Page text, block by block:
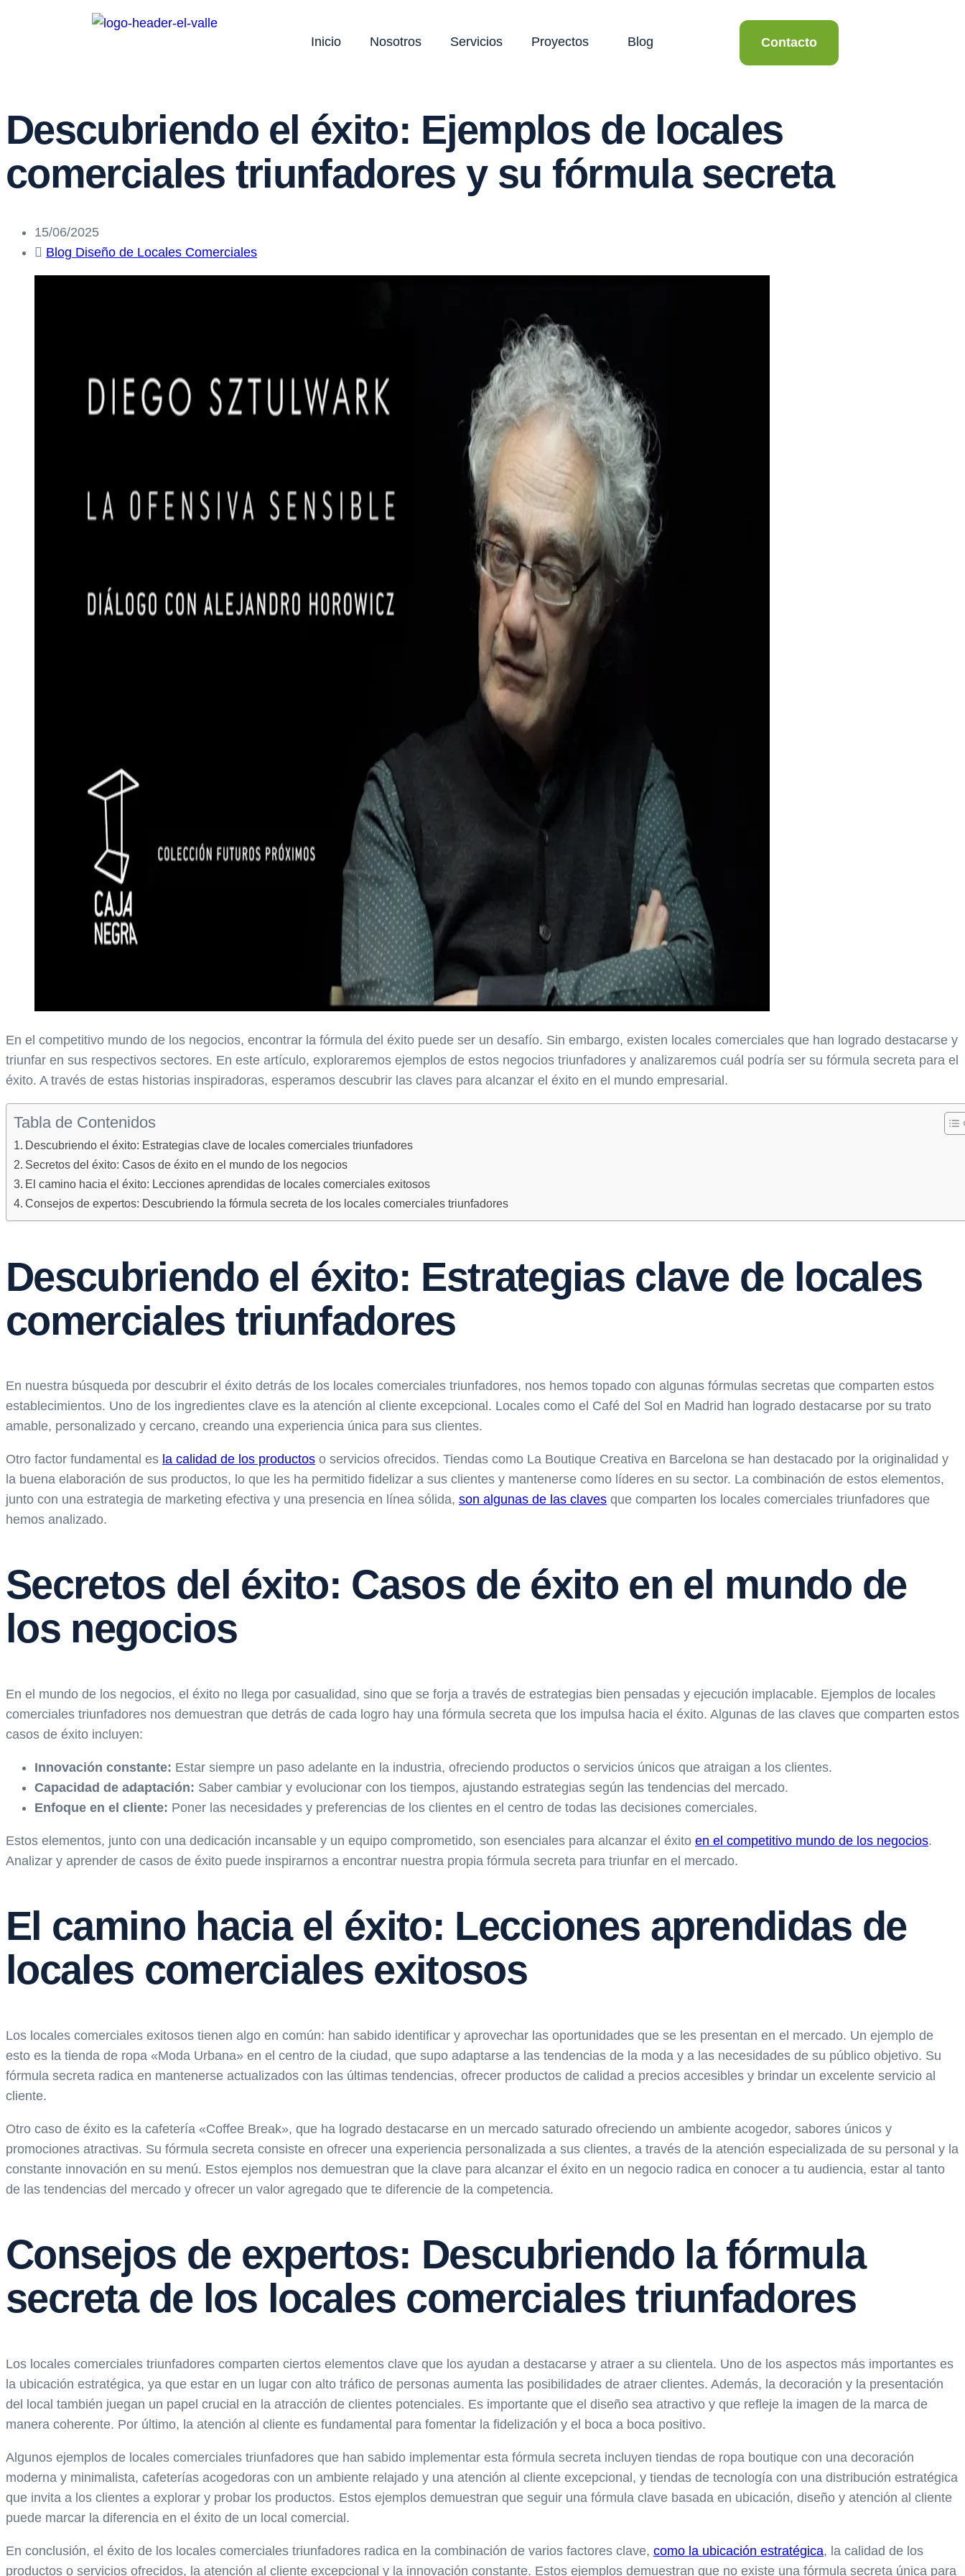
Inicio Nosotros Servicios Proyectos Blog Contacto
Descubriendo el éxito: Ejemplos de locales
comerciales triunfadores y su fórmula secreta
15/06/2025
Blog Diseño de Locales Comerciales
En el competitivo mundo de los negocios, encontrar la fórmula del éxito puede ser un desafío. Sin embargo, existen locales comerciales que han logrado destacarse y
triunfar en sus respectivos sectores. En este artículo, exploraremos ejemplos de estos negocios triunfadores y analizaremos cuál podría ser su fórmula secreta para el
éxito. A través de estas historias inspiradoras, esperamos descubrir las claves para alcanzar el éxito en el mundo empresarial.
Tabla de Contenidos
Descubriendo el éxito: Estrategias clave de locales comerciales triunfadores
Secretos del éxito: Casos de éxito en el mundo de los negocios
El camino hacia el éxito: Lecciones aprendidas de locales comerciales exitosos
Consejos de expertos: Descubriendo la fórmula secreta de los locales comerciales triunfadores
Descubriendo el éxito: Estrategias clave de locales
comerciales triunfadores
En nuestra búsqueda por descubrir el éxito detrás de los locales comerciales triunfadores, nos hemos topado con algunas fórmulas secretas que comparten estos
establecimientos. Uno de los ingredientes clave es la atención al cliente excepcional. Locales como el Café del Sol en Madrid han logrado destacarse por su trato
amable, personalizado y cercano, creando una experiencia única para sus clientes.
Otro factor fundamental es la calidad de los productos o servicios ofrecidos. Tiendas como La Boutique Creativa en Barcelona se han destacado por la originalidad y
la buena elaboración de sus productos, lo que les ha permitido fidelizar a sus clientes y mantenerse como líderes en su sector. La combinación de estos elementos,
junto con una estrategia de marketing efectiva y una presencia en línea sólida, son algunas de las claves que comparten los locales comerciales triunfadores que
hemos analizado.
Secretos del éxito: Casos de éxito en el mundo de
los negocios
En el mundo de los negocios, el éxito no llega por casualidad, sino que se forja a través de estrategias bien pensadas y ejecución implacable. Ejemplos de locales
comerciales triunfadores nos demuestran que detrás de cada logro hay una fórmula secreta que los impulsa hacia el éxito. Algunas de las claves que comparten estos
casos de éxito incluyen:
Innovación constante: Estar siempre un paso adelante en la industria, ofreciendo productos o servicios únicos que atraigan a los clientes.
Capacidad de adaptación: Saber cambiar y evolucionar con los tiempos, ajustando estrategias según las tendencias del mercado.
Enfoque en el cliente: Poner las necesidades y preferencias de los clientes en el centro de todas las decisiones comerciales.
Estos elementos, junto con una dedicación incansable y un equipo comprometido, son esenciales para alcanzar el éxito en el competitivo mundo de los negocios.
Analizar y aprender de casos de éxito puede inspirarnos a encontrar nuestra propia fórmula secreta para triunfar en el mercado.
El camino hacia el éxito: Lecciones aprendidas de
locales comerciales exitosos
Los locales comerciales exitosos tienen algo en común: han sabido identificar y aprovechar las oportunidades que se les presentan en el mercado. Un ejemplo de
esto es la tienda de ropa «Moda Urbana» en el centro de la ciudad, que supo adaptarse a las tendencias de la moda y a las necesidades de su público objetivo. Su
fórmula secreta radica en mantenerse actualizados con las últimas tendencias, ofrecer productos de calidad a precios accesibles y brindar un excelente servicio al
cliente.
Otro caso de éxito es la cafetería «Coffee Break», que ha logrado destacarse en un mercado saturado ofreciendo un ambiente acogedor, sabores únicos y
promociones atractivas. Su fórmula secreta consiste en ofrecer una experiencia personalizada a sus clientes, a través de la atención especializada de su personal y la
constante innovación en su menú. Estos ejemplos nos demuestran que la clave para alcanzar el éxito en un negocio radica en conocer a tu audiencia, estar al tanto
de las tendencias del mercado y ofrecer un valor agregado que te diferencie de la competencia.
Consejos de expertos: Descubriendo la fórmula
secreta de los locales comerciales triunfadores
Los locales comerciales triunfadores comparten ciertos elementos clave que los ayudan a destacarse y atraer a su clientela. Uno de los aspectos más importantes es
la ubicación estratégica, ya que estar en un lugar con alto tráfico de personas aumenta las posibilidades de atraer clientes. Además, la decoración y la presentación
del local también juegan un papel crucial en la atracción de clientes potenciales. Es importante que el diseño sea atractivo y que refleje la imagen de la marca de
manera coherente. Por último, la atención al cliente es fundamental para fomentar la fidelización y el boca a boca positivo.
Algunos ejemplos de locales comerciales triunfadores que han sabido implementar esta fórmula secreta incluyen tiendas de ropa boutique con una decoración
moderna y minimalista, cafeterías acogedoras con un ambiente relajado y una atención al cliente excepcional, y tiendas de tecnología con una distribución estratégica
que invita a los clientes a explorar y probar los productos. Estos ejemplos demuestran que seguir una fórmula clave basada en ubicación, diseño y atención al cliente
puede marcar la diferencia en el éxito de un local comercial.
En conclusión, el éxito de los locales comerciales triunfadores radica en la combinación de varios factores clave, como la ubicación estratégica, la calidad de los
productos o servicios ofrecidos, la atención al cliente excepcional y la innovación constante. Estos ejemplos demuestran que no existe una fórmula secreta única para